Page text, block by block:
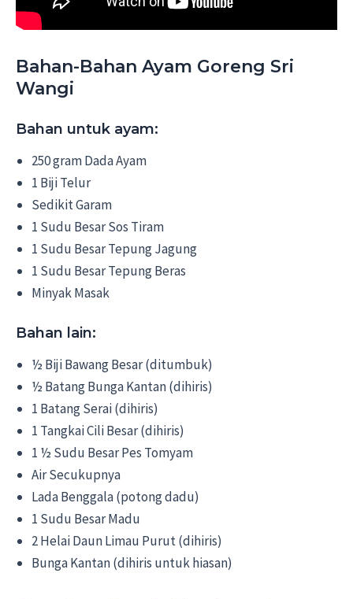
Bahan-Bahan Ayam Goreng Sri
Wangi
Bahan untuk ayam:
250 gram Dada Ayam
1 Biji Telur
Sedikit Garam
1 Sudu Besar Sos Tiram
1 Sudu Besar Tepung Jagung
1 Sudu Besar Tepung Beras
Minyak Masak
Bahan lain:
½ Biji Bawang Besar (ditumbuk)
½ Batang Bunga Kantan (dihiris)
1 Batang Serai (dihiris)
1 Tangkai Cili Besar (dihiris)
1 ½ Sudu Besar Pes Tomyam
Air Secukupnya
Lada Benggala (potong dadu)
1 Sudu Besar Madu
2 Helai Daun Limau Purut (dihiris)
Bunga Kantan (dihiris untuk hiasan)